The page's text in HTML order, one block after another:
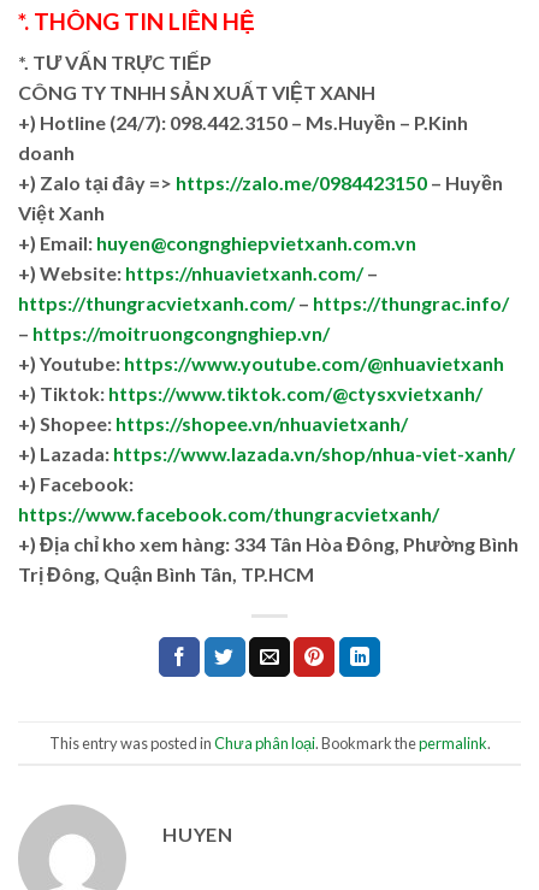
*. THÔNG TIN LIÊN HỆ
*. TƯ VẤN TRỰC TIẾP
CÔNG TY TNHH SẢN XUẤT VIỆT XANH
+) Hotline (24/7): 098.442.3150 – Ms.Huyền – P.Kinh
doanh
+) Zalo tại đây => https://zalo.me/0984423150 – Huyền
Việt Xanh
+) Email: huyen@congnghiepvietxanh.com.vn
+) Website: https://nhuavietxanh.com/–
https://thungracvietxanh.com/– https://thungrac.info/
– https://moitruongcongnghiep.vn/
+) Youtube: https://www.youtube.com/@nhuavietxanh
+) Tiktok: https://www.tiktok.com/@ctysxvietxanh/
+) Shopee: https://shopee.vn/nhuavietxanh/
+) Lazada: https://www.lazada.vn/shop/nhua-viet-xanh/
+) Facebook:
https://www.facebook.com/thungracvietxanh/
+) Địa chỉ kho xem hàng: 334 Tân Hòa Đông, Phường Bình
Trị Đông, Quận Bình Tân, TP.HCM
This entry was posted inChưa phân loại. Bookmark thepermalink.
HUYEN